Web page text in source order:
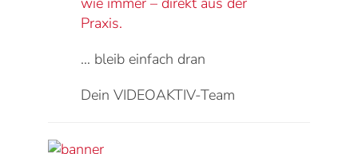
Praxis.
… bleib einfach dran
Dein VIDEOAKTIV-Team